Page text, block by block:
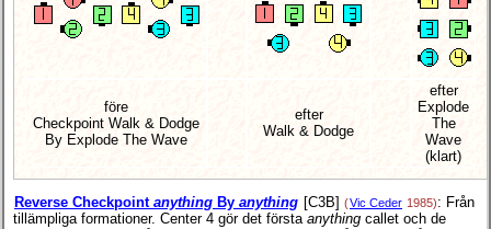
före
Checkpoint Walk & Dodge
By Explode The Wave
efter
Walk & Dodge
efter
Explode
The
Wave
(klart)
Reverse Checkpoint anything By anything [C3B] (Vic Ceder 1985): Från
tillämpliga formationer. Center 4 gör det första anything callet och de